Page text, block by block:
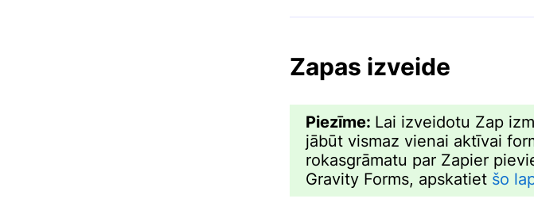
Zapas izveide
Piezīme: Lai izveidotu Zap
jābūt vismaz vienai aktīvai
rokasgrāmatu par Zapier
Gravity Forms, apskatiet šo